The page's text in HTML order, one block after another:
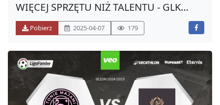
WIĘCEJ SPRZĘTU NIŻ TALENTU - GLK
(WIOSNA 2025)
Pobierz 2025-04-07 179